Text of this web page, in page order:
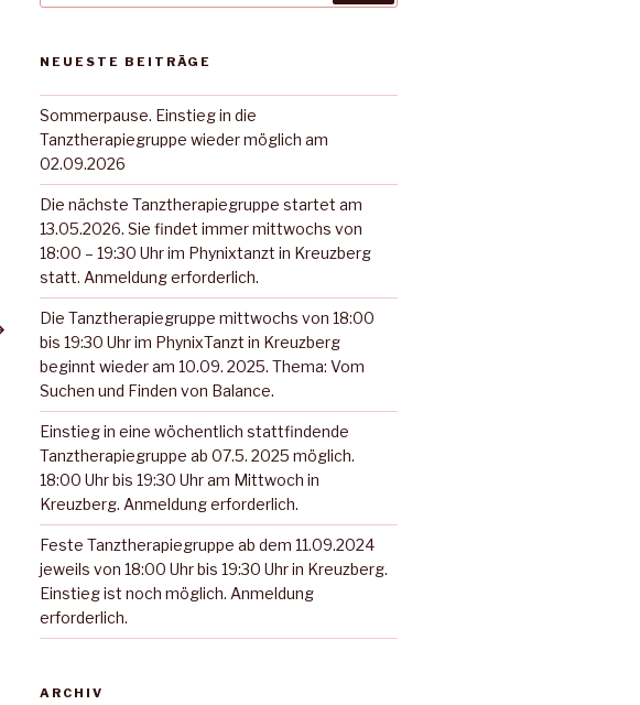
NEUESTE BEITRÄGE
Sommerpause. Einstieg in die
Tanztherapiegruppe wieder möglich am
02.09.2026
Die nächste Tanztherapiegruppe startet am
13.05.2026. Sie findet immer mittwochs von
18:00 – 19:30 Uhr im Phynixtanzt in Kreuzberg
statt. Anmeldung erforderlich.
Die Tanztherapiegruppe mittwochs von 18:00
bis 19:30 Uhr im PhynixTanzt in Kreuzberg
beginnt wieder am 10.09. 2025. Thema: Vom
Suchen und Finden von Balance.
Einstieg in eine wöchentlich stattfindende
Tanztherapiegruppe ab 07.5. 2025 möglich.
18:00 Uhr bis 19:30 Uhr am Mittwoch in
Kreuzberg. Anmeldung erforderlich.
Feste Tanztherapiegruppe ab dem 11.09.2024
jeweils von 18:00 Uhr bis 19:30 Uhr in Kreuzberg.
Einstieg ist noch möglich. Anmeldung
erforderlich.
ARCHIV